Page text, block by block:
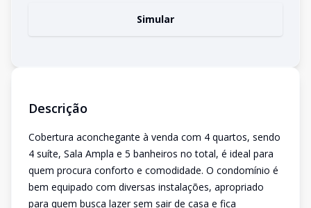
Simular
Descrição
Cobertura aconchegante à venda com 4 quartos, sendo
4 suíte, Sala Ampla e 5 banheiros no total, é ideal para
quem procura conforto e comodidade. O condomínio é
bem equipado com diversas instalações, apropriado
para quem busca lazer sem sair de casa e fica